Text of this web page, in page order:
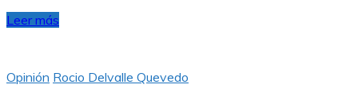
Leer más
Opinión Rocio Delvalle Quevedo